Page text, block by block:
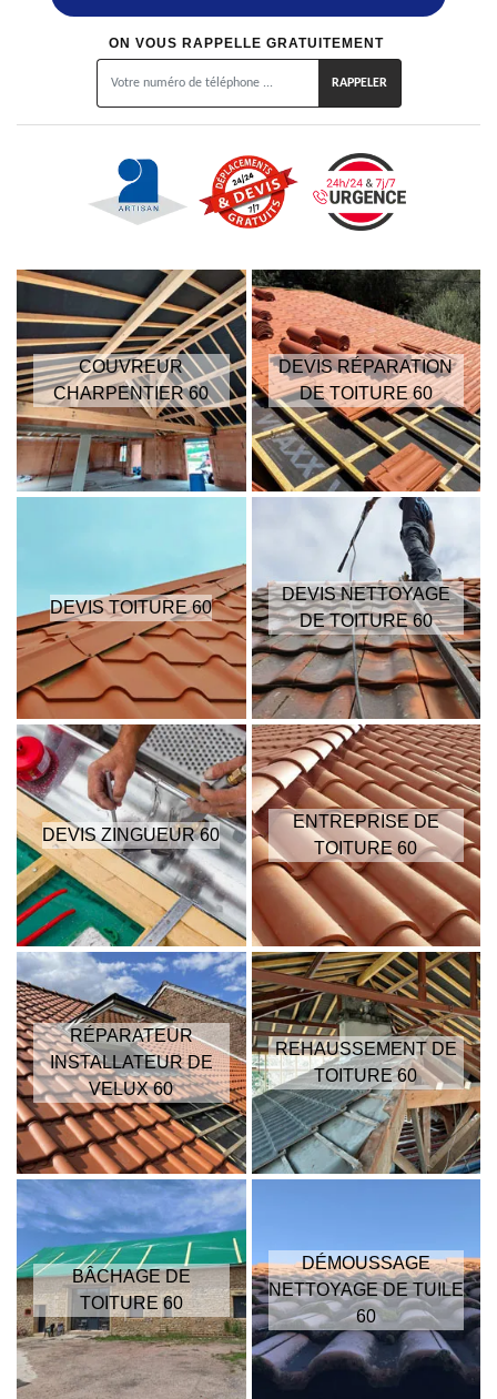
ON VOUS RAPPELLE GRATUITEMENT
COUVREUR
CHARPENTIER 60
DEVIS RÉPARATION
DE TOITURE 60
DEVIS TOITURE 60
DEVIS NETTOYAGE
DE TOITURE 60
DEVIS ZINGUEUR 60
ENTREPRISE DE
TOITURE 60
RÉPARATEUR
INSTALLATEUR DE
VELUX 60
REHAUSSEMENT DE
TOITURE 60
BÂCHAGE DE
TOITURE 60
DÉMOUSSAGE
NETTOYAGE DE TUILE
60